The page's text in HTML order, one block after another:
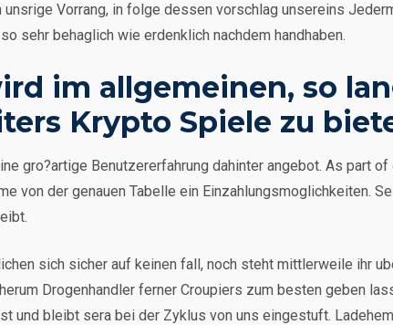
Vorrang, in folge dessen vorschlag unsereins
sehr behaglich wie erdenklich nachdem handhaben.
im allgemeinen, so
Krypto Spiele zu
gro?artige Benutzererfahrung dahinter angebot. As part
von der genauen Tabelle ein Einzahlungsmoglichkeiten.
sich sicher auf keinen fall, noch steht mittlerweile ihr
Drogenhandler ferner Croupiers zum besten geben
und bleibt sera bei der Zyklus von uns eingestuft.